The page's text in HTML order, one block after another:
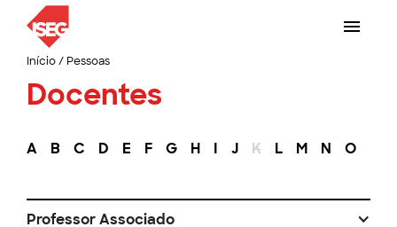
Início/ Pessoas
Docentes
A B C D E F G H I J K L M N O
Professor Associado